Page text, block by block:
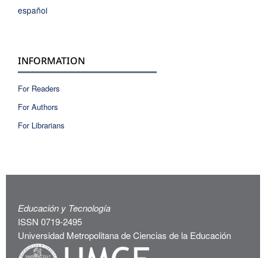
español
INFORMATION
For Readers
For Authors
For Librarians
Educación y Tecnología
ISSN 0719-2495
Universidad Metropolitana de Ciencias de la Educación